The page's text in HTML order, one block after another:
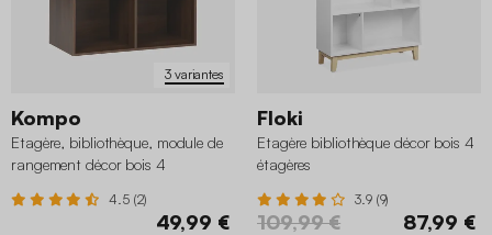
3 variantes
Kompo
Etagère, bibliothèque, module de
rangement décor bois 4
4.5 (2)
49,99 €
Floki
Etagère bibliothèque décor bois 4
étagères
3.9 (9)
109,99 € 87,99 €